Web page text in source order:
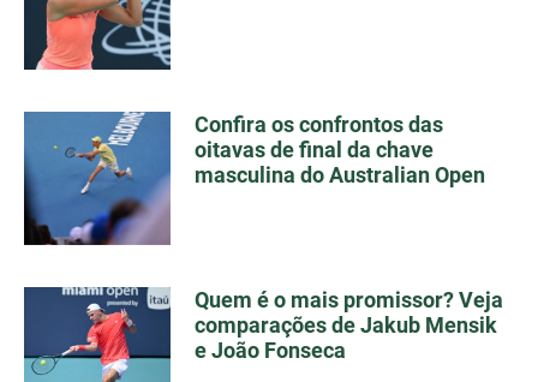
Confira os confrontos das
oitavas de final da chave
masculina do Australian Open
Quem é o mais promissor? Veja
comparações de Jakub Mensik
e João Fonseca